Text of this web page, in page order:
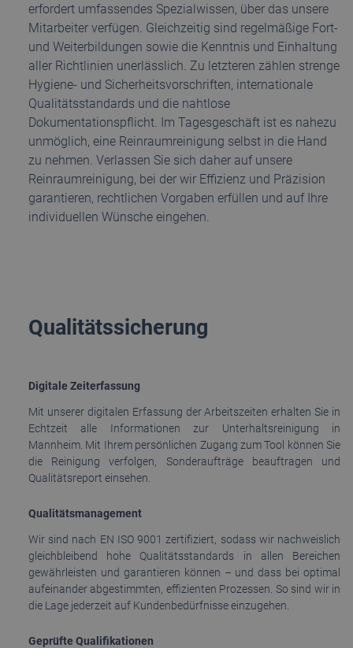
erfordert umfassendes Spezialwissen, über das unsere
Mitarbeiter verfügen. Gleichzeitig sind regelmäßige Fort-
und Weiterbildungen sowie die Kenntnis und Einhaltung
aller Richtlinien unerlässlich. Zu letzteren zählen strenge
Hygiene- und Sicherheitsvorschriften, internationale
Qualitätsstandards und die nahtlose
Dokumentationspflicht. Im Tagesgeschäft ist es nahezu
unmöglich, eine Reinraumreinigung selbst in die Hand
zu nehmen. Verlassen Sie sich daher auf unsere
Reinraumreinigung, bei der wir Effizienz und Präzision
garantieren, rechtlichen Vorgaben erfüllen und auf Ihre
individuellen Wünsche eingehen.
Qualitätssicherung
Digitale Zeiterfassung
Mit unserer digitalen Erfassung der Arbeitszeiten erhalten Sie in
Echtzeit alle Informationen zur Unterhaltsreinigung in
Mannheim. Mit Ihrem persönlichen Zugang zum Tool können Sie
die Reinigung verfolgen, Sonderaufträge beauftragen und
Qualitätsreport einsehen.
Qualitätsmanagement
Wir sind nach EN ISO 9001 zertifiziert, sodass wir nachweislich
gleichbleibend hohe Qualitätsstandards in allen Bereichen
gewährleisten und garantieren können – und dass bei optimal
aufeinander abgestimmten, effizienten Prozessen. So sind wir in
die Lage jederzeit auf Kundenbedürfnisse einzugehen.
Geprüfte Qualifikationen